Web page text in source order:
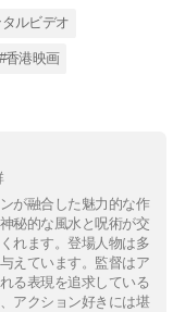
ルビデオ
#香港映画
が融合した魅力的な作
秘的な風水と呪術が交
れます。登場人物は多
えています。監督はア
る表現を追求している
アクション好きには堪